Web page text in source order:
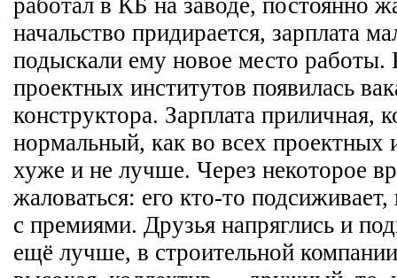
начальство придирается, зарплата
подыскали ему новое место работы.
проектных институтов появилась
конструктора. Зарплата приличная,
нормальный, как во всех проектных
хуже и не лучше. Через некоторое
жаловаться: его кто-то подсиживает,
с премиями. Друзья напряглись и
ещё лучше, в строительной